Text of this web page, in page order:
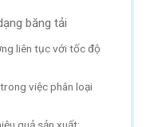
băng tải
liên tục với tốc độ
việc phân loại